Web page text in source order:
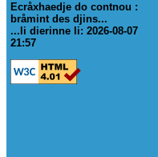
Ecråxhaedje do contnou :
bråmint des djins...
...li dierinne li: 2026-08-07
21:57